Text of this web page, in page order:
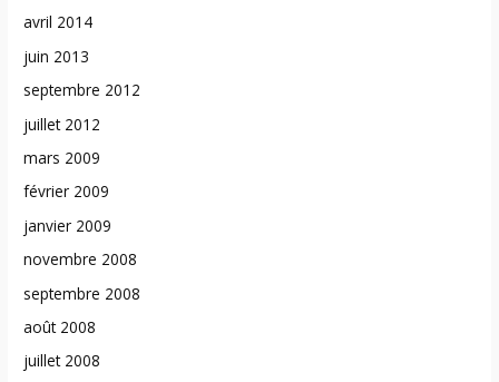
avril 2014
juin 2013
septembre 2012
juillet 2012
mars 2009
février 2009
janvier 2009
novembre 2008
septembre 2008
août 2008
juillet 2008